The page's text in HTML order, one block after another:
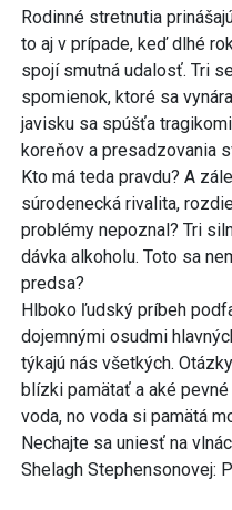
Rodinné stretnutia
to aj v prípade, keď dlhé
spojí smutná udalosť. Tri
spomienok, ktoré sa
javisku sa spúšťa
koreňov a presadzovania
Kto má teda pravdu? A
súrodenecká rivalita,
problémy nepoznal? Tri
dávka alkoholu. Toto sa
predsa?
Hlboko ľudský príbeh
dojemnými osudmi
týkajú nás všetkých.
blízki pamätať a aké
voda, no voda si pamätá
Nechajte sa uniesť na
Shelagh Stephensonovej: